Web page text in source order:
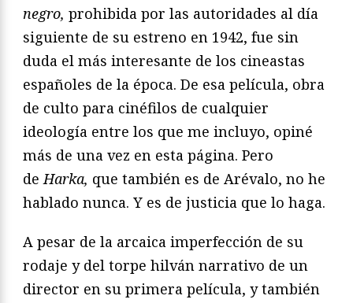
negro, prohibida por las autoridades al día
siguiente de su estreno en 1942, fue sin
duda el más interesante de los cineastas
españoles de la época. De esa película, obra
de culto para cinéfilos de cualquier
ideología entre los que me incluyo, opiné
más de una vez en esta página. Pero
deHarka, que también es de Arévalo, no he
hablado nunca. Y es de justicia que lo haga.
A pesar de la arcaica imperfección de su
rodaje y del torpe hilván narrativo de un
director en su primera película, y también